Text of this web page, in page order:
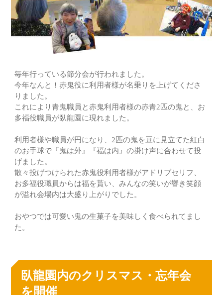
毎年行っている節分会が行われました。
今年なんと！赤鬼役に利用者様が名乗りを上げてくださ
りました。
これにより青鬼職員と赤鬼利用者様の赤青2匹の鬼と、お
多福役職員が臥龍園に現れました。
利用者様や職員が円になり、2匹の鬼を豆に見立てた紅白
のお手球で『鬼は外』『福は内』の掛け声に合わせて投
げました。
散々投げつけられた赤鬼役利用者様がアドリブセリフ、
お多福役職員からは福を貰い、みんなの笑いが響き笑顔
が溢れ会場内は大盛り上がりでした。
おやつでは可愛い鬼の生菓子を美味しく食べられてまし
た。
臥龍園内のクリスマス・忘年会
を開催